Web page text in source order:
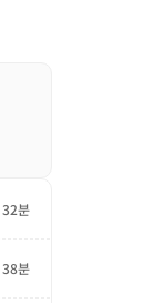
32분
38분